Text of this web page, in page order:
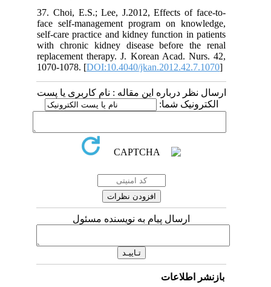
37. Choi, E.S.; Lee, J.2012, Effects of face-to-
face self-management program on knowledge,
self-care practice and kidney function in patients
with chronic kidney disease before the renal
replacement therapy. J. Korean Acad. Nurs. 42,
1070-1078. [DOI:10.4040/jkan.2012.42.7.1070
ارسال نظر درباره این مقاله : نام کاربری یا پست
الکترونیک شما:
ارسال پیام به نویسنده مسئول
بازنشر اطلاعات